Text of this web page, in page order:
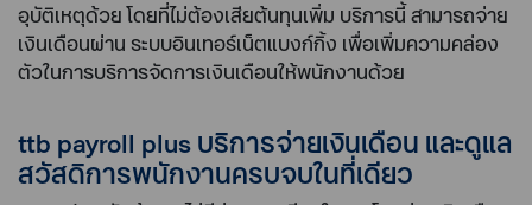
อุบัติเหตุด้วย โดยที่ไม่ต้องเสียต้นทุนเพิ่ม บริการนี้ สามารถจ่าย
เงินเดือนผ่าน ระบบอินเทอร์เน็ตแบงก์กิ้ง เพื่อเพิ่มความคล่อง
ตัวในการบริการจัดการเงินเดือนให้พนักงานด้วย
ttb payroll plus บริการจ่ายเงินเดือน และดูแล
สวัสดิการพนักงานครบจบในที่เดียว